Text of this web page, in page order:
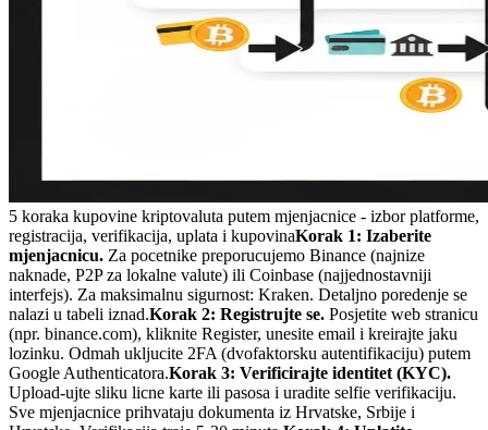
5 koraka kupovine kriptovaluta putem mjenjacnice - izbor platforme,
registracija, verifikacija, uplata i kupovinaKorak 1: Izaberite
mjenjacnicu. Za pocetnike preporucujemo Binance (najnize
naknade, P2P za lokalne valute) ili Coinbase (najjednostavniji
interfejs). Za maksimalnu sigurnost: Kraken. Detaljno poredenje se
nalazi u tabeli iznad.Korak 2: Registrujte se. Posjetite web stranicu
(npr. binance.com), kliknite Register, unesite email i kreirajte jaku
lozinku. Odmah ukljucite 2FA (dvofaktorsku autentifikaciju) putem
Google Authenticatora.Korak 3: Verificirajte identitet (KYC).
Upload-ujte sliku licne karte ili pasosa i uradite selfie verifikaciju.
Sve mjenjacnice prihvataju dokumenta iz Hrvatske, Srbije i